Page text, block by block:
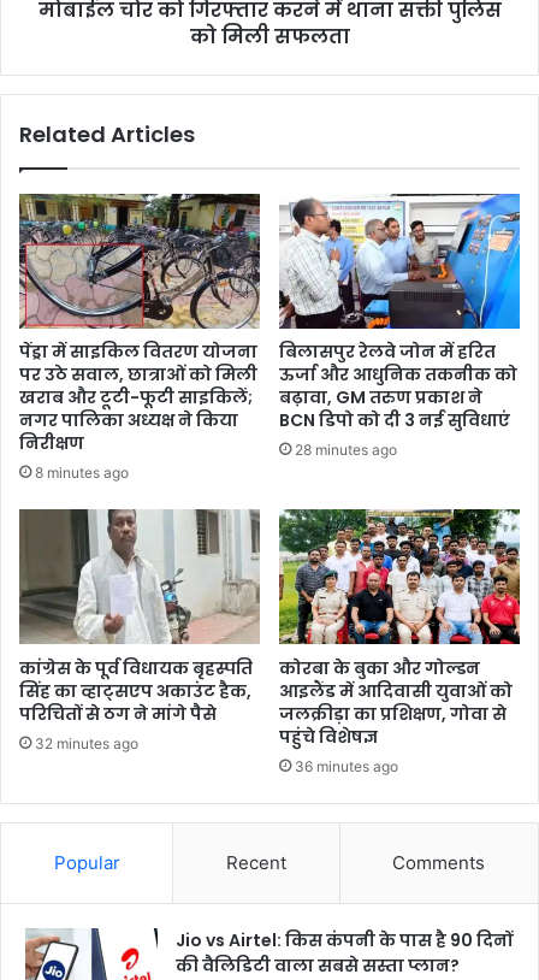
मोबाईल चोर को गिरफ्तार करने में थाना सक्ती पुलिस
को मिली सफलता
Related Articles
पेंड्रा में साइकिल वितरण योजना
पर उठे सवाल, छात्राओं को मिली
खराब और टूटी-फूटी साइकिलें;
नगर पालिका अध्यक्ष ने किया
निरीक्षण
8 minutes ago
बिलासपुर रेलवे जोन में हरित
ऊर्जा और आधुनिक तकनीक को
बढ़ावा, GM तरुण प्रकाश ने
BCN डिपो को दी 3 नई सुविधाएं
28 minutes ago
कांग्रेस के पूर्व विधायक बृहस्पति
सिंह का व्हाट्सएप अकाउंट हैक,
परिचितों से ठग ने मांगे पैसे
32 minutes ago
कोरबा के बुका और गोल्डन
आइलैंड में आदिवासी युवाओं को
जलक्रीड़ा का प्रशिक्षण, गोवा से
पहुंचे विशेषज्ञ
36 minutes ago
Popular Recent Comments
Jio vs Airtel: किस कंपनी के पास है 90 दिनों
की वैलिडिटी वाला सबसे सस्ता प्लान?